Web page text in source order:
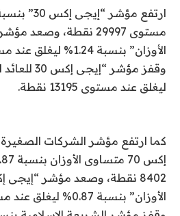
ليغلق عند مستوى 13195 نقطة.
كما ارتفع مؤشر الشركات